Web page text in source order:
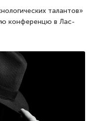
талантов»
конференцю в Лас-